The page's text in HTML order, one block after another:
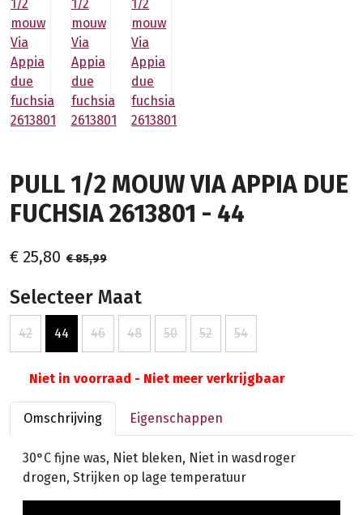
PULL 1/2 MOUW VIA APPIA DUE
FUCHSIA 2613801 - 44
€ 25,80 € 85,99
Selecteer Maat
42 44 46 48 50 52 54
Niet in voorraad - Niet meer verkrijgbaar
Omschrijving Eigenschappen
30°C fijne was, Niet bleken, Niet in wasdroger
drogen, Strijken op lage temperatuur